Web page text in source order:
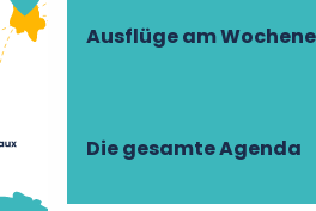
Ausflüge am
Die gesamte Agenda